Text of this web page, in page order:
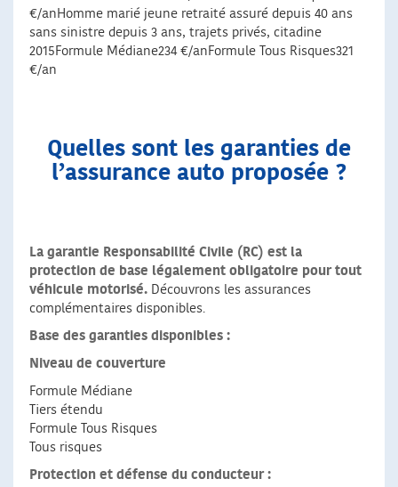
€/anHomme marié jeune retraité assuré depuis 40 ans
sans sinistre depuis 3 ans, trajets privés, citadine
2015Formule Médiane234 €/anFormule Tous Risques321
€/an
Quelles sont les garanties de
l’assurance auto proposée ?
La garantie Responsabilité Civile (RC) est la
protection de base légalement obligatoire pour tout
véhicule motorisé. Découvrons les assurances
complémentaires disponibles.
Base des garanties disponibles :
Niveau de couverture
Formule Médiane
Tiers étendu
Formule Tous Risques
Tous risques
Protection et défense du conducteur :